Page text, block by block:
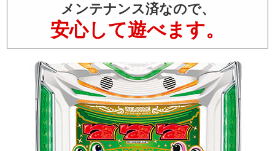
メンテナンス済なので、
安心して遊べます。